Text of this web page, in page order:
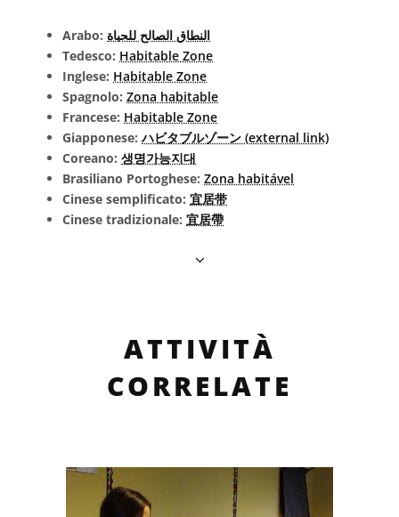
Arabo: النطاق الصالح للحياة
Tedesco: Habitable Zone
Inglese: Habitable Zone
Spagnolo: Zona habitable
Francese: Habitable Zone
Giapponese:ハビタブルゾーン (external link)
Coreano: 생명가능지대
Brasiliano Portoghese: Zona habitável
Cinese semplificato: 宜居带
Cinese tradizionale: 宜居帶
ATTIVITÀ
CORRELATE